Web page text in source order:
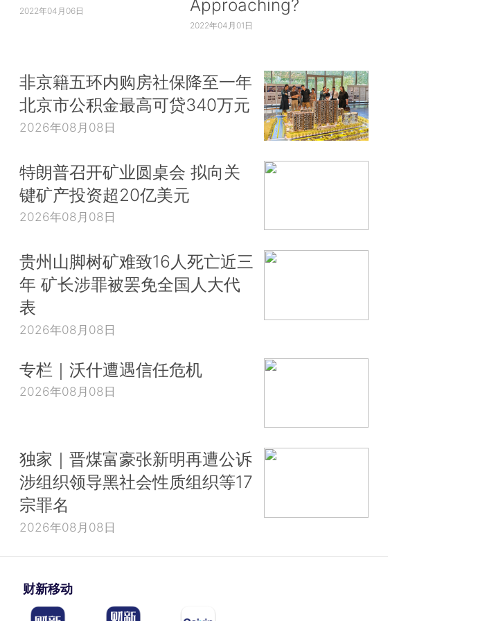
2022年04月06日
Approaching?
2022年04月01日
非京籍五环内购房社保降至一年
北京市公积金最高可贷340万元
2026年08月08日
特朗普召开矿业圆桌会 拟向关
键矿产投资超20亿美元
2026年08月08日
贵州山脚树矿难致16人死亡近三
年 矿长涉罪被罢免全国人大代
表
2026年08月08日
专栏｜沃什遭遇信任危机
2026年08月08日
独家｜晋煤富豪张新明再遭公诉
涉组织领导黑社会性质组织等17
宗罪名
2026年08月08日
财新移动